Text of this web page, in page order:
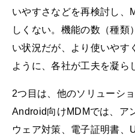
いやすさなどを再検討し、
しくない。機能の数（種類
い状況だが、より使いやす
ように、各社が工夫を凝ら
2つ目は、他のソリューシ
Android向けMDMでは、ア
ウェア対策、電子証明書、